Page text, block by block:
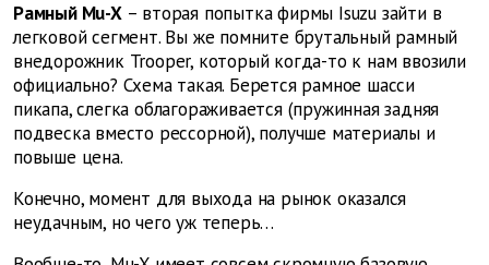
Рамный Mu-X– вторая попытка фирмы Isuzu зайти в
легковой сегмент. Вы же помните брутальный рамный
внедорожник Trooper, который когда-то к нам ввозили
официально? Схема такая. Берется рамное шасси
пикапа, слегка облагораживается (пружинная задняя
подвеска вместо рессорной), получше материалы и
повыше цена.
Конечно, момент для выхода на рынок оказался
неудачным, но чего уж теперь…